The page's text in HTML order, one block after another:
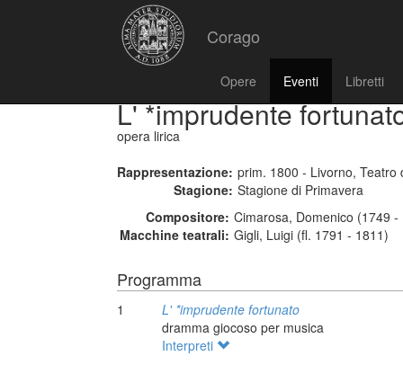
Corago
Opere Eventi Libretti
L' *imprudente
opera lirica
Rappresentazione: prim. 1800 - Livorno, Teatro
Stagione: Stagione di Primavera
Compositore: Cimarosa, Domenico (1749
Macchine teatrali: Gigli, Luigi (fl. 1791 - 1811)
Programma
1
L' *imprudente fortunato
dramma giocoso per musica
Interpreti